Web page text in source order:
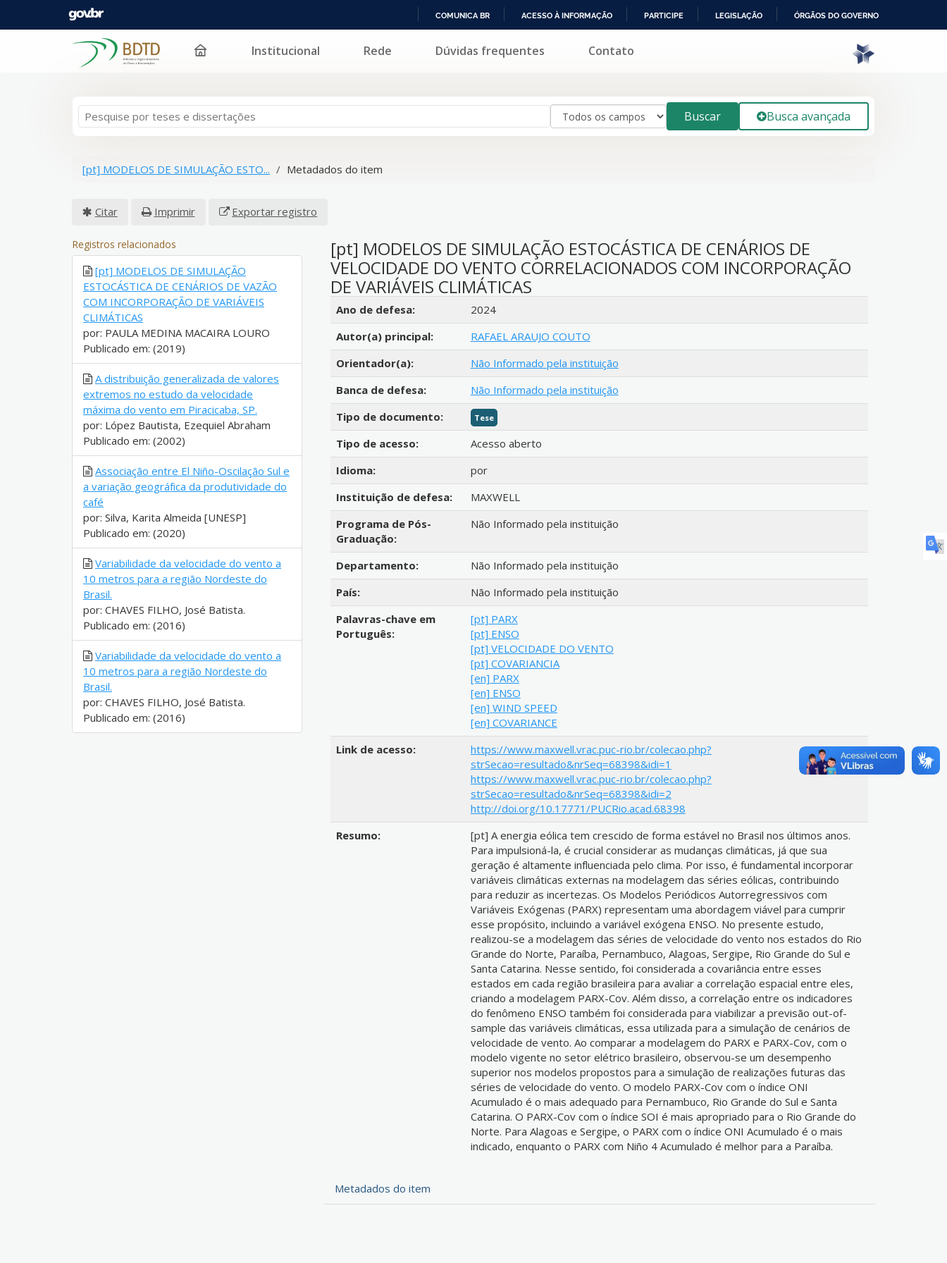
PARA
COMUNICA BR ACESSO À INFORMAÇÃO PARTICIPE LEGISLAÇÃO ÓRGÃOS DO GOVERNO
Pular para o conteúdo Institucional Rede Dúvidas frequentes Contato
Buscar Busca avançada
[pt] MODELOS DE SIMULAÇÃO ESTO... Metadados do item
Citar Imprimir Exportar registro
[pt] MODELOS DE SIMULAÇÃO ESTOCÁSTICA DE CENÁRIOS DE
VELOCIDADE DO VENTO CORRELACIONADOS COM INCORPORAÇÃO
DE VARIÁVEIS CLIMÁTICAS
Detalhes bibliográficos
Ano de defesa:
2024
Autor(a) principal:
RAFAEL ARAUJO COUTO
Orientador(a):
Não Informado pela instituição
Banca de defesa:
Não Informado pela instituição
Tipo de documento:
Tese
Tipo de acesso:
Acesso aberto
Idioma:
por
Instituição de defesa:
MAXWELL
Programa de Pós-
Graduação:
Não Informado pela instituição
Departamento:
Não Informado pela instituição
País:
Não Informado pela instituição
Palavras-chave em
Português:
[pt] PARX
[pt] ENSO
[pt] VELOCIDADE DO VENTO
[pt] COVARIANCIA
[en] PARX
[en] ENSO
[en] WIND SPEED
[en] COVARIANCE
Link de acesso:
https://www.maxwell.vrac.puc-rio.br/colecao.php?
strSecao=resultado&nrSeq=68398&idi=1
https://www.maxwell.vrac.puc-rio.br/colecao.php?
strSecao=resultado&nrSeq=68398&idi=2
http://doi.org/10.17771/PUCRio.acad.68398
Resumo:
[pt] A energia eólica tem crescido de forma estável no Brasil nos últimos anos.
Para impulsioná-la, é crucial considerar as mudanças climáticas, já que sua
geração é altamente influenciada pelo clima. Por isso, é fundamental incorporar
variáveis climáticas externas na modelagem das séries eólicas, contribuindo
para reduzir as incertezas. Os Modelos Periódicos Autorregressivos com
Variáveis Exógenas (PARX) representam uma abordagem viável para cumprir
esse propósito, incluindo a variável exógena ENSO. No presente estudo,
realizou-se a modelagem das séries de velocidade do vento nos estados do Rio
Grande do Norte, Paraíba, Pernambuco, Alagoas, Sergipe, Rio Grande do Sul e
Santa Catarina. Nesse sentido, foi considerada a covariância entre esses
estados em cada região brasileira para avaliar a correlação espacial entre eles,
criando a modelagem PARX-Cov. Além disso, a correlação entre os indicadores
do fenômeno ENSO também foi considerada para viabilizar a previsão out-of-
sample das variáveis climáticas, essa utilizada para a simulação de cenários de
velocidade de vento. Ao comparar a modelagem do PARX e PARX-Cov, com o
modelo vigente no setor elétrico brasileiro, observou-se um desempenho
superior nos modelos propostos para a simulação de realizações futuras das
séries de velocidade do vento. O modelo PARX-Cov com o índice ONI
Acumulado é o mais adequado para Pernambuco, Rio Grande do Sul e Santa
Catarina. O PARX-Cov com o índice SOI é mais apropriado para o Rio Grande do
Norte. Para Alagoas e Sergipe, o PARX com o índice ONI Acumulado é o mais
indicado, enquanto o PARX com Niño 4 Acumulado é melhor para a Paraíba.
Metadados do item
Registros relacionados
[pt] MODELOS DE SIMULAÇÃO
ESTOCÁSTICA DE CENÁRIOS DE VAZÃO
COM INCORPORAÇÃO DE VARIÁVEIS
CLIMÁTICAS
por: PAULA MEDINA MACAIRA LOURO
Publicado em: (2019)
A distribuição generalizada de valores
extremos no estudo da velocidade
máxima do vento em Piracicaba, SP.
por: López Bautista, Ezequiel Abraham
Publicado em: (2002)
Associação entre El Niño-Oscilação Sul e
a variação geográfica da produtividade do
café
por: Silva, Karita Almeida [UNESP]
Publicado em: (2020)
Variabilidade da velocidade do vento a
10 metros para a região Nordeste do
Brasil.
por: CHAVES FILHO, José Batista.
Publicado em: (2016)
Variabilidade da velocidade do vento a
10 metros para a região Nordeste do
Brasil.
por: CHAVES FILHO, José Batista.
Publicado em: (2016)